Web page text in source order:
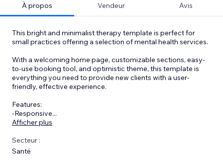
À propos Vendeur Avis
This bright and minimalist therapy template is perfect for
small practices offering a selection of mental health services.
With a welcoming home page, customizable sections, easy-
to-use booking tool, and optimistic theme, this template is
everything you need to provide new clients with a user-
friendly, effective experience.
Features:
-Responsive...
Afficher plus
Secteur :
Santé